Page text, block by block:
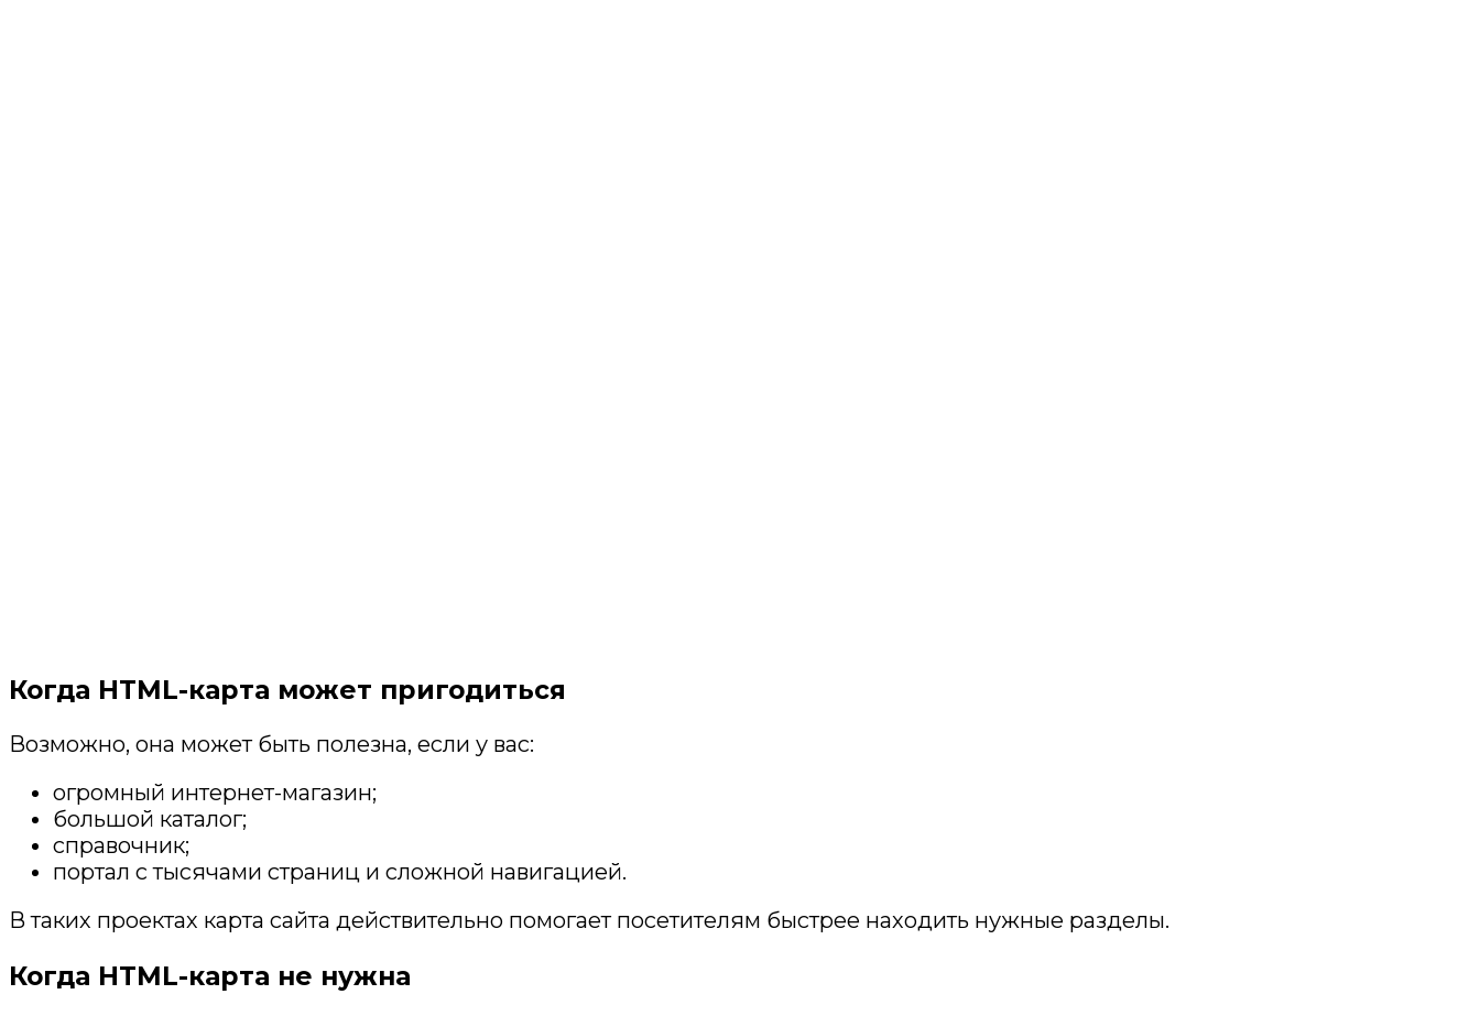
Когда HTML-карта может пригодиться
Возможно, она может быть полезна, если у вас:
огромный интернет-магазин;
большой каталог;
справочник;
портал с тысячами страниц и сложной навигацией.
В таких проектах карта сайта действительно помогает посетителям быстрее находить нужные разделы.
Когда HTML-карта не нужна